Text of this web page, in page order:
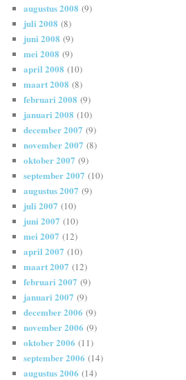
augustus 2008 (9)
juli 2008 (8)
juni 2008 (9)
mei 2008 (9)
april 2008 (10)
maart 2008 (8)
februari 2008 (9)
januari 2008 (10)
december 2007 (9)
november 2007 (8)
oktober 2007 (9)
september 2007 (10)
augustus 2007 (9)
juli 2007 (10)
juni 2007 (10)
mei 2007 (12)
april 2007 (10)
maart 2007 (12)
februari 2007 (9)
januari 2007 (9)
december 2006 (9)
november 2006 (9)
oktober 2006 (11)
september 2006 (14)
augustus 2006 (14)